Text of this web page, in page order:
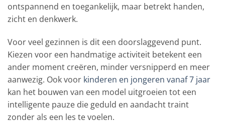
ontspannend en toegankelijk, maar betrekt handen,
zicht en denkwerk.
Voor veel gezinnen is dit een doorslaggevend punt.
Kiezen voor een handmatige activiteit betekent een
ander moment creëren, minder versnipperd en meer
aanwezig. Ook voor kinderen en jongeren vanaf 7 jaar
kan het bouwen van een model uitgroeien tot een
intelligente pauze die geduld en aandacht traint
zonder als een les te voelen.